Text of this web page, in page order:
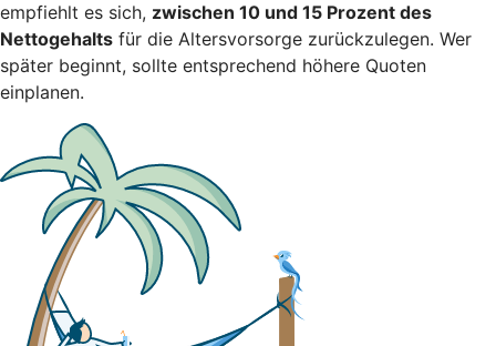
empfiehlt es sich, zwischen 10 und 15 Prozent des
Nettogehalts für die Altersvorsorge zurückzulegen. Wer
später beginnt, sollte entsprechend höhere Quoten
einplanen.